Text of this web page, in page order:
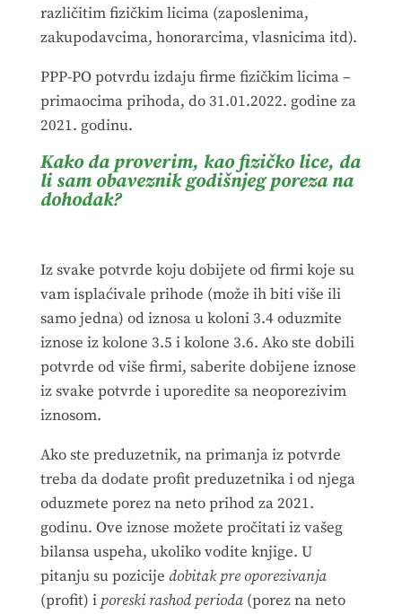
različitim fizičkim licima (zaposlenima,
zakupodavcima, honorarcima, vlasnicima itd).
PPP-PO potvrdu izdaju firme fizičkim licima –
primaocima prihoda, do 31.01.2022. godine za
2021. godinu.
Kako da proverim, kao fizičko lice, da
li sam obaveznik godišnjeg poreza na
dohodak?
Iz svake potvrde koju dobijete od firmi koje su
vam isplaćivale prihode (može ih biti više ili
samo jedna) od iznosa u koloni 3.4 oduzmite
iznose iz kolone 3.5 i kolone 3.6. Ako ste dobili
potvrde od više firmi, saberite dobijene iznose
iz svake potvrde i uporedite sa neoporezivim
iznosom.
Ako ste preduzetnik, na primanja iz potvrde
treba da dodate profit preduzetnika i od njega
oduzmete porez na neto prihod za 2021.
godinu. Ove iznose možete pročitati iz vašeg
bilansa uspeha, ukoliko vodite knjige. U
pitanju su pozicije dobitak pre oporezivanja
(profit) i poreski rashod perioda (porez na neto